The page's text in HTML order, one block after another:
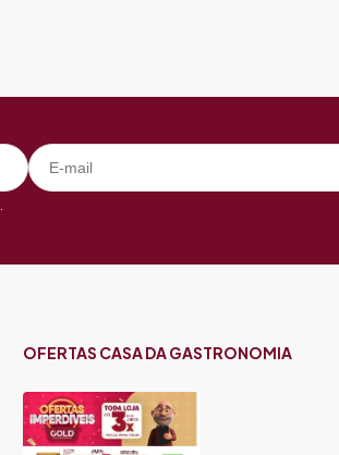
OFERTAS CASA DA GASTRONOMIA